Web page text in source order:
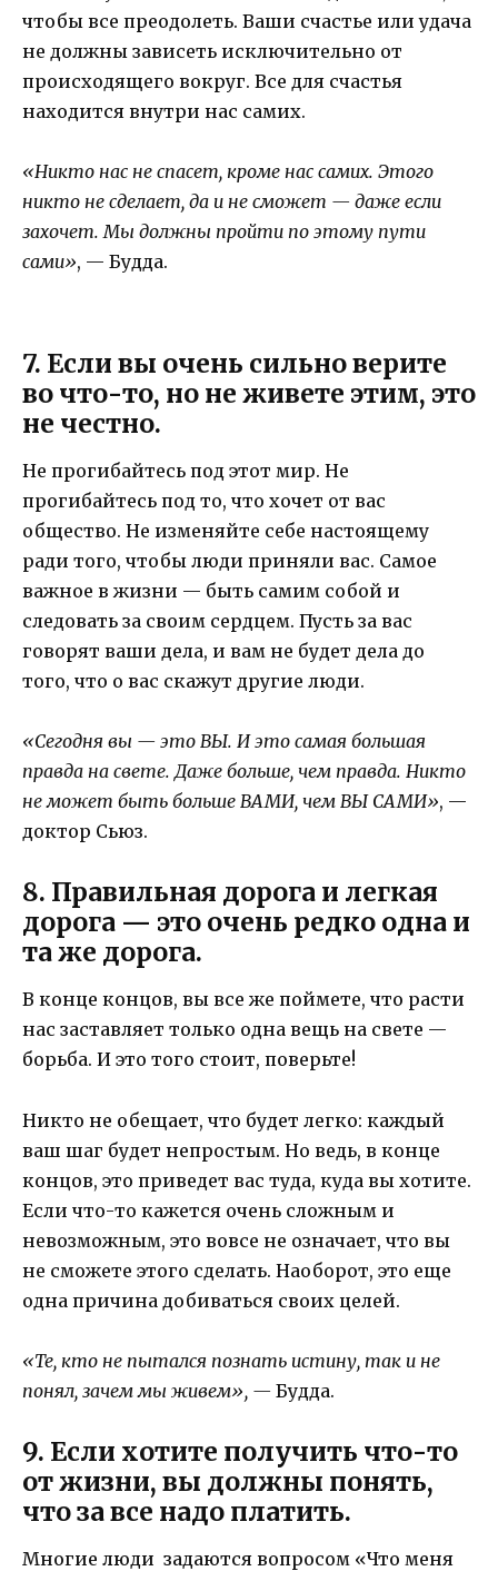
чтобы все преодолеть. Ваши счастье или удача
не должны зависеть исключительно от
происходящего вокруг. Все для счастья
находится внутри нас самих.
«Никто нас не спасет, кроме нас самих. Этого
никто не сделает, да и не сможет — даже если
захочет. Мы должны пройти по этому пути
сами», — Будда.
7. Если вы очень сильно верите
во что-то, но не живете этим, это
не честно.
Не прогибайтесь под этот мир. Не
прогибайтесь под то, что хочет от вас
общество. Не изменяйте себе настоящему
ради того, чтобы люди приняли вас. Самое
важное в жизни — быть самим собой и
следовать за своим сердцем. Пусть за вас
говорят ваши дела, и вам не будет дела до
того, что о вас скажут другие люди.
«Сегодня вы — это ВЫ. И это самая большая
правда на свете. Даже больше, чем правда. Никто
не может быть больше ВАМИ, чем ВЫ САМИ», —
доктор Сьюз.
8. Правильная дорога и легкая
дорога — это очень редко одна и
та же дорога.
В конце концов, вы все же поймете, что расти
нас заставляет только одна вещь на свете —
борьба. И это того стоит, поверьте!
Никто не обещает, что будет легко: каждый
ваш шаг будет непростым. Но ведь, в конце
концов, это приведет вас туда, куда вы хотите.
Если что-то кажется очень сложным и
невозможным, это вовсе не означает, что вы
не сможете этого сделать. Наоборот, это еще
одна причина добиваться своих целей.
«Те, кто не пытался познать истину, так и не
понял, зачем мы живем», — Будда.
9. Если хотите получить что-то
от жизни, вы должны понять,
что за все надо платить.
Многие люди задаются вопросом «Что меня